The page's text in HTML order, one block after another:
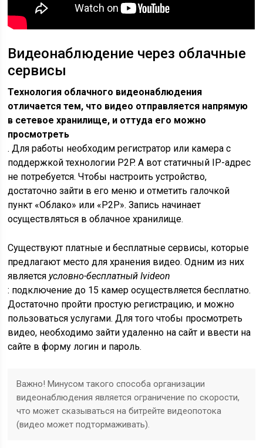
Видеонаблюдение через облачные
сервисы
Технология облачного видеонаблюдения
отличается тем, что видео отправляется напрямую
в сетевое хранилище, и оттуда его можно
просмотреть
. Для работы необходим регистратор или камера с
поддержкой технологии P2P. А вот статичный IP-адрес
не потребуется. Чтобы настроить устройство,
достаточно зайти в его меню и отметить галочкой
пункт «Облако» или «P2P». Запись начинает
осуществляться в облачное хранилище.
Существуют платные и бесплатные сервисы, которые
предлагают место для хранения видео. Одним из них
является условно-бесплатный Ivideon
: подключение до 15 камер осуществляется бесплатно.
Достаточно пройти простую регистрацию, и можно
пользоваться услугами. Для того чтобы просмотреть
видео, необходимо зайти удаленно на сайт и ввести на
сайте в форму логин и пароль.
Важно! Минусом такого способа организации
видеонаблюдения является ограничение по скорости,
что может сказываться на битрейте видеопотока
(видео может подтормаживать).